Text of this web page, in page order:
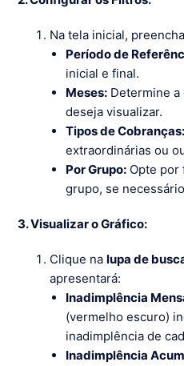
Na tela inicial,
Período de
inicial e final.
Meses: Determine a
deseja visualizar.
Tipos de Cobranças:
extraordinárias ou
Por Grupo: Opte por
grupo, se
3. Visualizar o Gráfico:
Clique nalupa de
apresentará:
Inadimplência
(vermelho escuro)
inadimplência de
Inadimplência